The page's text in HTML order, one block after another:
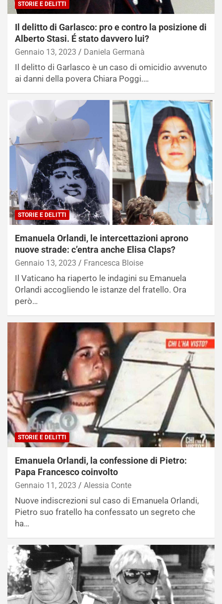
STORIE E DELITTI
Il delitto di Garlasco: pro e contro la posizione di
Alberto Stasi. É stato davvero lui?
Gennaio 13, 2023 Daniela Germanà
Il delitto di Garlasco è un caso di omicidio avvenuto
ai danni della povera Chiara Poggi.…
STORIE E DELITTI
Emanuela Orlandi, le intercettazioni aprono
nuove strade: c’entra anche Elisa Claps?
Gennaio 13, 2023 Francesca Bloise
Il Vaticano ha riaperto le indagini su Emanuela
Orlandi accogliendo le istanze del fratello. Ora
però…
STORIE E DELITTI
Emanuela Orlandi, la confessione di Pietro:
Papa Francesco coinvolto
Gennaio 11, 2023 Alessia Conte
Nuove indiscrezioni sul caso di Emanuela Orlandi,
Pietro suo fratello ha confessato un segreto che
ha…